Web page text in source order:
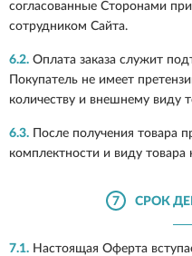
согласованные Сторонами
сотрудником Сайта.
6.2. Оплата заказа служит
Покупатель не имеет
количеству и внешнему виду
6.3. После получения товара
комплектности и виду
7 СРОК
7.1. Настоящая Оферта